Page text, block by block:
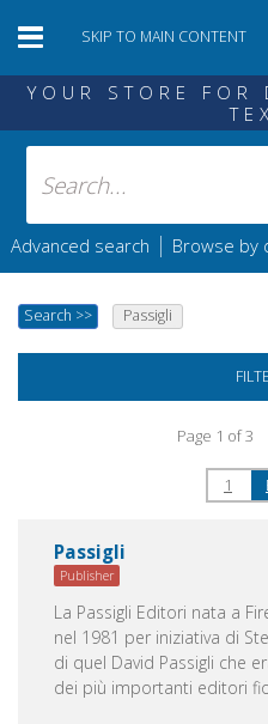
SKIP TO MAIN CONTENT
YOUR STORE FOR
Advanced search | Browse by
Search >> Passigli
Page 1 of 3
1
Passigli
Publisher
La Passigli Editori nata a
nel 1981 per iniziativa di
di quel David Passigli che
dei più importanti editori